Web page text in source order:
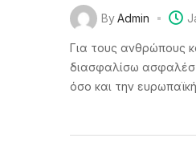
ByAdmin
Για τους ανθρώπους
διασφαλίσω
όσο και την